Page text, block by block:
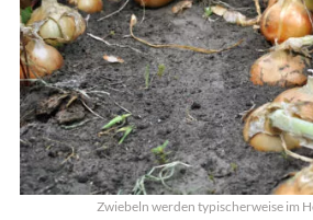
Zwiebeln werden typischerweise im